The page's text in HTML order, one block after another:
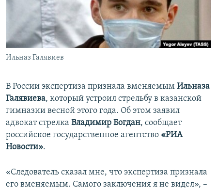
ПОБЕДИТЕЛЕЙ НЕ СУДЯТ?
КРЫМ.НЕПОКОРЕННЫЙ
ELIFBE
УКРАИНСКАЯ ПРОБЛЕМА КРЫМА
ПРИСОЕДИНЯЙТЕСЬ!
Ильназ Галявиев
В России экспертиза признала вменяемым Ильназа
Галявиева, который устроил стрельбу в казанской
гимназии весной этого года. Об этом заявил
адвокат стрелка Владимир Богдан, сообщает
российское государственное агентство «РИА
Новости».
«Следователь сказал мне, что экспертиза признала
его вменяемым. Самого заключения я не видел», –